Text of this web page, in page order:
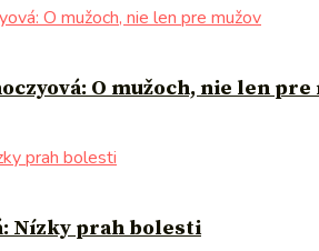
O mužoch, nie len pre
Nízky prah bolesti